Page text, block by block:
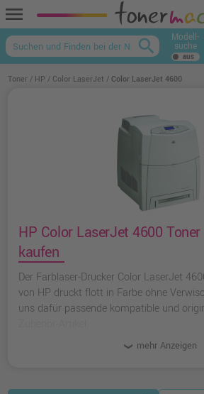
menu
keyboard_arrow_up
search Modell-
suche
Toner HP Color LaserJet Color LaserJet 4600
HP Color LaserJet 4600
kaufen
Der Farblaser-Drucker Color LaserJet
von HP druckt flott in Farbe ohne
uns dafür passende kompatible und
mehr Anzeigen